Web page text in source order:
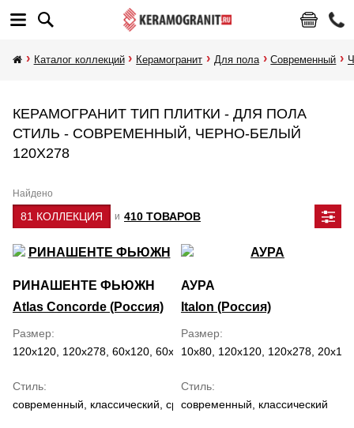
Каталог коллекций Керамогранит Для пола Современный
КЕРАМОГРАНИТ ТИП ПЛИТКИ - ДЛЯ ПОЛА
СТИЛЬ - СОВРЕМЕННЫЙ, ЧЕРНО-БЕЛЫЙ
120Х278
Найдено
81 КОЛЛЕКЦИЯ и 410 ТОВАРОВ
РИНАШЕНТЕ ФЬЮЖН
Atlas Concorde (Россия)
Размер
120x120, 120x278, 60x120, 60x60, 7.5x30, 80x160
Стиль
современный, классический, средиземноморский
АУРА
Italon (Россия)
Размер
10x80, 120x120, 120x278,
Стиль
современный, классический